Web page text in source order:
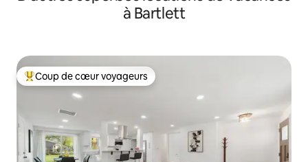
à Bartlett
Coup de cœur voyageurs parmi les plus aimés
Coup de cœur voyageurs